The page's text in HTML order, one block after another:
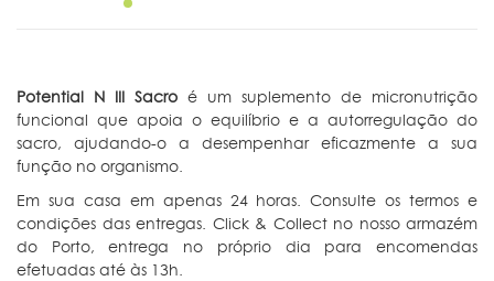
Potential N III Sacro é um suplemento de micronutrição
funcional que apoia o equilíbrio e a autorregulação do
sacro, ajudando-o a desempenhar eficazmente a sua
função no organismo.
Em sua casa em apenas 24 horas. Consulte os termos e
condições das entregas. Click & Collect no nosso armazém
do Porto, entrega no próprio dia para encomendas
efetuadas até às 13h.